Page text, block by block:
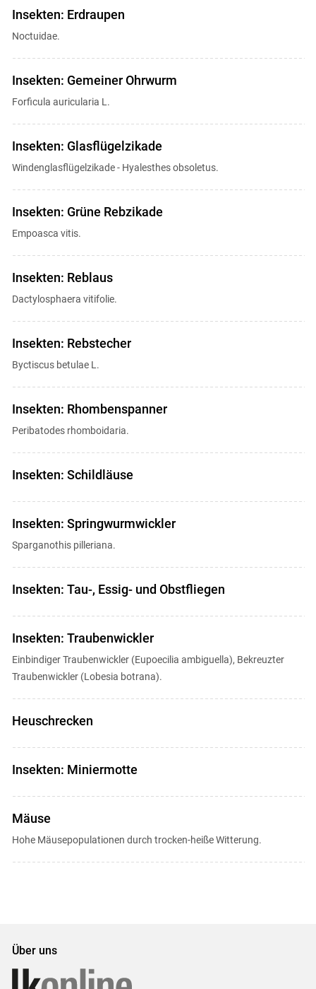
Insekten: Erdraupen
Noctuidae.
Insekten: Gemeiner Ohrwurm
Forficula auricularia L.
Insekten: Glasflügelzikade
Windenglasflügelzikade - Hyalesthes obsoletus.
Insekten: Grüne Rebzikade
Empoasca vitis.
Insekten: Reblaus
Dactylosphaera vitifolie.
Insekten: Rebstecher
Byctiscus betulae L.
Insekten: Rhombenspanner
Peribatodes rhomboidaria.
Insekten: Schildläuse
Insekten: Springwurmwickler
Sparganothis pilleriana.
Insekten: Tau-, Essig- und Obstfliegen
Insekten: Traubenwickler
Einbindiger Traubenwickler (Eupoecilia ambiguella), Bekreuzter
Traubenwickler (Lobesia botrana).
Heuschrecken
Insekten: Miniermotte
Mäuse
Hohe Mäusepopulationen durch trocken-heiße Witterung.
Über uns